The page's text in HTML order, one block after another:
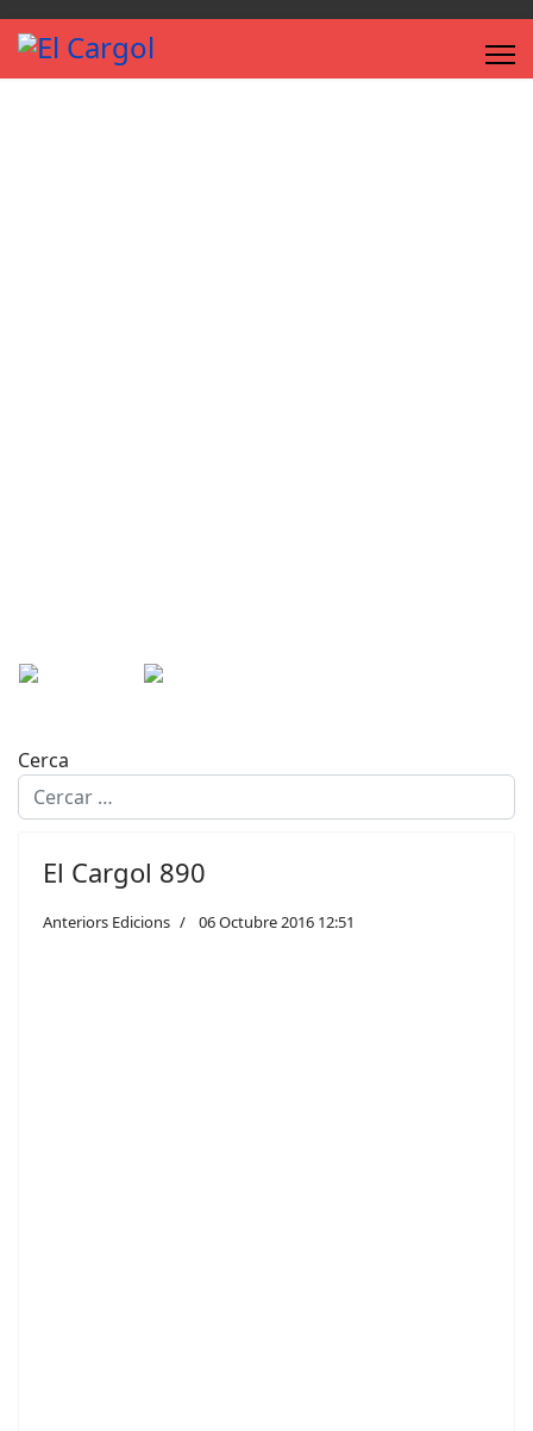
Cerca
El Cargol 890
Anteriors Edicions 06 Octubre 2016 12:51